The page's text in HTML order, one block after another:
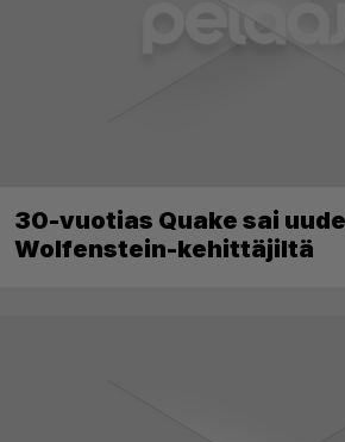
30-vuotias Quake sai
Wolfenstein-kehittäjiltä